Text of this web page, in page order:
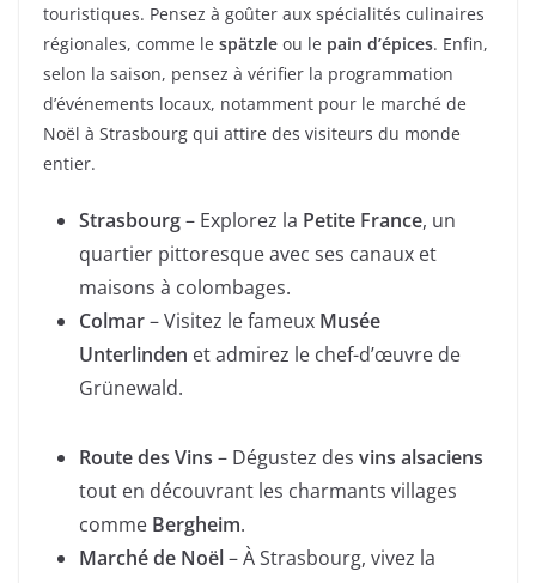
touristiques. Pensez à goûter aux spécialités culinaires
régionales, comme le spätzle ou le pain d’épices. Enfin,
selon la saison, pensez à vérifier la programmation
d’événements locaux, notamment pour le marché de
Noël à Strasbourg qui attire des visiteurs du monde
entier.
Strasbourg– Explorez la Petite France, un
quartier pittoresque avec ses canaux et
maisons à colombages.
Colmar– Visitez le fameux Musée
Unterlinden et admirez le chef-d’œuvre de
Grünewald.
Route des Vins – Dégustez des vins alsaciens
tout en découvrant les charmants villages
comme Bergheim.
Marché de Noël– À Strasbourg, vivez la